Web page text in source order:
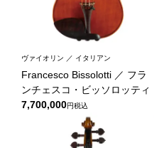
ヴァイオリン ／ イタリアン
Francesco Bissolotti ／ フラ
ンチェスコ・ビッソロッティ
7,700,000
税込